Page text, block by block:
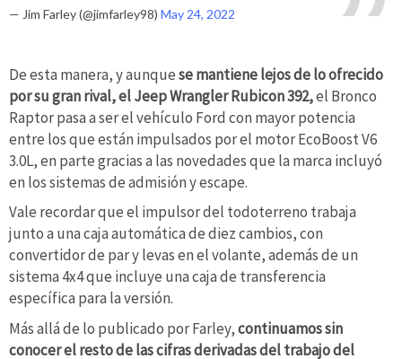
— Jim Farley (@jimfarley98) May 24, 2022
De esta manera, y aunquese mantiene lejos de lo ofrecido
por su gran rival, el Jeep Wrangler Rubicon 392,el Bronco
Raptor pasa a ser el vehículo Ford con mayor potencia
entre los que están impulsados por el motor EcoBoost V6
3.0L, en parte gracias a las novedades que la marca incluyó
en los sistemas de admisión y escape.
Vale recordar que el impulsor del todoterreno trabaja
junto a una caja automática de diez cambios, con
convertidor de par y levas en el volante, además de un
sistema 4x4 que incluye una caja de transferencia
específica para la versión.
Más allá de lo publicado por Farley,continuamos sin
conocer el resto de las cifras derivadas del trabajo del